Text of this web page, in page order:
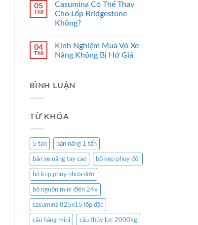
05
Th8
Casumina Có Thể Thay
Cho Lốp Bridgestone
Không?
04
Th8
Kinh Nghiệm Mua Vỏ Xe
Nâng Không Bị Hớ Giá
BÌNH LUẬN
TỪ KHÓA
5 tan bàn nâng 1 tấn
bán xe nâng tay cao bộ kep phuy đôi
bộ kẹp phuy nhựa đơn
bộ nguộn mini điện 24v
casumina 825x15 lốp đặc
cẩu hàng mini cẩu thủy lực 2000kg